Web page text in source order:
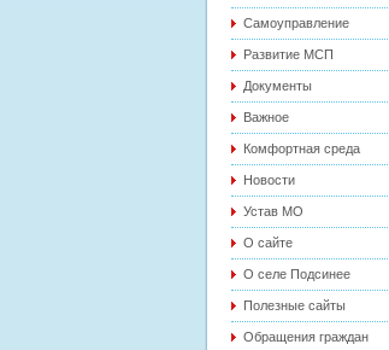
Самоуправление
Развитие МСП
Документы
Важное
Комфортная среда
Новости
Устав МО
О сайте
О селе Подсинее
Полезные сайты
Обращения граждан